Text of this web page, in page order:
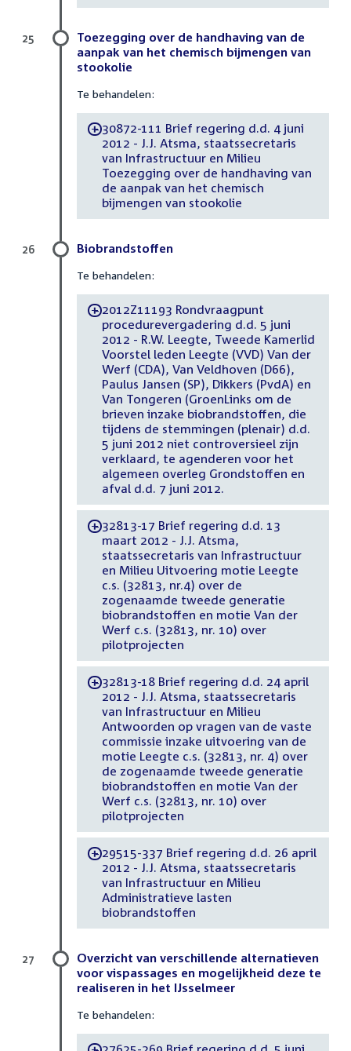
Toezegging over de handhaving van de
aanpak van het chemisch bijmengen van
stookolie
Te behandelen:
-30872-111 Brief regering d.d. 4 juni
2012 - J.J. Atsma, staatssecretaris
van Infrastructuur en Milieu
Toezegging over de handhaving van
de aanpak van het chemisch
bijmengen van stookolie
25
Biobrandstoffen
Te behandelen:
-2012Z11193 Rondvraagpunt
procedurevergadering d.d. 5 juni
2012 - R.W. Leegte, Tweede Kamerlid
Voorstel leden Leegte (VVD) Van der
Werf (CDA), Van Veldhoven (D66),
Paulus Jansen (SP), Dikkers (PvdA) en
Van Tongeren (GroenLinks om de
brieven inzake biobrandstoffen, die
tijdens de stemmingen (plenair) d.d.
5 juni 2012 niet controversieel zijn
verklaard, te agenderen voor het
algemeen overleg Grondstoffen en
afval d.d. 7 juni 2012.
-32813-17 Brief regering d.d. 13
maart 2012 - J.J. Atsma,
staatssecretaris van Infrastructuur
en Milieu Uitvoering motie Leegte
c.s. (32813, nr.4) over de
zogenaamde tweede generatie
biobrandstoffen en motie Van der
Werf c.s. (32813, nr. 10) over
pilotprojecten
-32813-18 Brief regering d.d. 24 april
2012 - J.J. Atsma, staatssecretaris
van Infrastructuur en Milieu
Antwoorden op vragen van de vaste
commissie inzake uitvoering van de
motie Leegte c.s. (32813, nr. 4) over
de zogenaamde tweede generatie
biobrandstoffen en motie Van der
Werf c.s. (32813, nr. 10) over
pilotprojecten
-29515-337 Brief regering d.d. 26 april
2012 - J.J. Atsma, staatssecretaris
van Infrastructuur en Milieu
Administratieve lasten
biobrandstoffen
26
Overzicht van verschillende alternatieven
voor vispassages en mogelijkheid deze te
realiseren in het IJsselmeer
Te behandelen:
27